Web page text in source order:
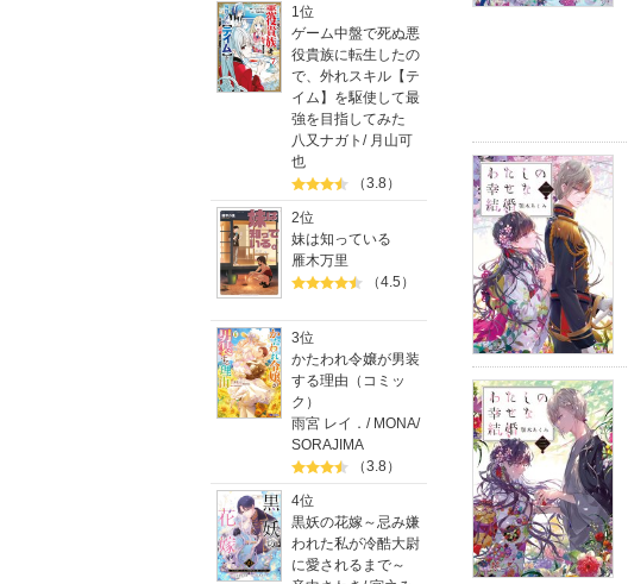
1位
ゲーム中盤で死ぬ悪
役貴族に転生したの
で、外れスキル【テ
イム】を駆使して最
強を目指してみた
八又ナガト / 月山可
也
（3.8）
2位
妹は知っている
雁木万里
（4.5）
3位
かたわれ令嬢が男装
する理由（コミッ
ク）
雨宮 レイ． / MONA/
SORAJIMA
（3.8）
4位
黒妖の花嫁～忌み嫌
われた私が冷酷大尉
に愛されるまで～